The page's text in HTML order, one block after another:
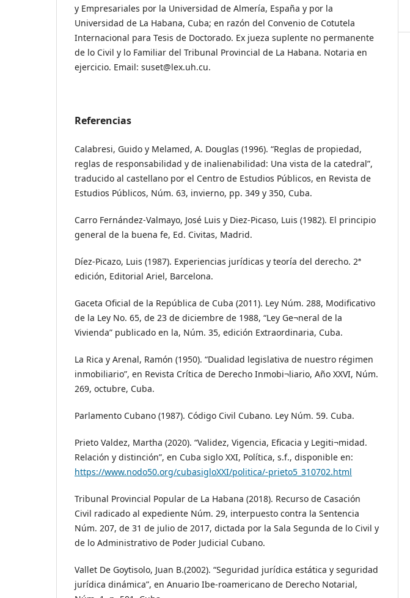
y Empresariales por la Universidad de Almería, España y por la
Universidad de La Habana, Cuba; en razón del Convenio de Cotutela
Internacional para Tesis de Doctorado. Ex jueza suplente no permanente
de lo Civil y lo Familiar del Tribunal Provincial de La Habana. Notaria en
ejercicio. Email: suset@lex.uh.cu.
Referencias
Calabresi, Guido y Melamed, A. Douglas (1996). “Reglas de propiedad,
reglas de responsabilidad y de inalienabilidad: Una vista de la catedral”,
traducido al castellano por el Centro de Estudios Públicos, en Revista de
Estudios Públicos, Núm. 63, invierno, pp. 349 y 350, Cuba.
Carro Fernández-Valmayo, José Luis y Diez-Picaso, Luis (1982). El principio
general de la buena fe, Ed. Civitas, Madrid.
Díez-Picazo, Luis (1987). Experiencias jurídicas y teoría del derecho. 2ª
edición, Editorial Ariel, Barcelona.
Gaceta Oficial de la República de Cuba (2011). Ley Núm. 288, Modificativo
de la Ley No. 65, de 23 de diciembre de 1988, “Ley Ge¬neral de la
Vivienda” publicado en la, Núm. 35, edición Extraordinaria, Cuba.
La Rica y Arenal, Ramón (1950). “Dualidad legislativa de nuestro régimen
inmobiliario”, en Revista Crítica de Derecho Inmobi¬liario, Año XXVI, Núm.
269, octubre, Cuba.
Parlamento Cubano (1987). Código Civil Cubano. Ley Núm. 59. Cuba.
Prieto Valdez, Martha (2020). “Validez, Vigencia, Eficacia y Legiti¬midad.
Relación y distinción”, en Cuba siglo XXI, Política, s.f., disponible en:
https://www.nodo50.org/cubasigloXXI/politica/-prieto5_310702.html
Tribunal Provincial Popular de La Habana (2018). Recurso de Casación
Civil radicado al expediente Núm. 29, interpuesto contra la Sentencia
Núm. 207, de 31 de julio de 2017, dictada por la Sala Segunda de lo Civil y
de lo Administrativo de Poder Judicial Cubano.
Vallet De Goytisolo, Juan B.(2002). “Seguridad jurídica estática y seguridad
jurídica dinámica”, en Anuario Ibe-roamericano de Derecho Notarial,